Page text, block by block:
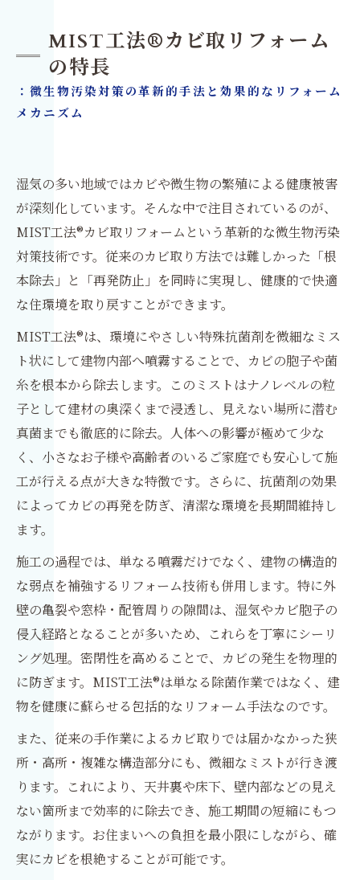
MIST工法®カビ取リフォーム
の特長
：微生物汚染対策の革新的手法と効果的なリフォーム
メカニズム
湿気の多い地域ではカビや微生物の繁殖による健康被害
が深刻化しています。そんな中で注目されているのが、
MIST工法®カビ取リフォームという革新的な微生物汚染
対策技術です。従来のカビ取り方法では難しかった「根
本除去」と「再発防止」を同時に実現し、健康的で快適
な住環境を取り戻すことができます。
MIST工法®は、環境にやさしい特殊抗菌剤を微細なミス
ト状にして建物内部へ噴霧することで、カビの胞子や菌
糸を根本から除去します。このミストはナノレベルの粒
子として建材の奥深くまで浸透し、見えない場所に潜む
真菌までも徹底的に除去。人体への影響が極めて少な
く、小さなお子様や高齢者のいるご家庭でも安心して施
工が行える点が大きな特徴です。さらに、抗菌剤の効果
によってカビの再発を防ぎ、清潔な環境を長期間維持し
ます。
施工の過程では、単なる噴霧だけでなく、建物の構造的
な弱点を補強するリフォーム技術も併用します。特に外
壁の亀裂や窓枠・配管周りの隙間は、湿気やカビ胞子の
侵入経路となることが多いため、これらを丁寧にシーリ
ング処理。密閉性を高めることで、カビの発生を物理的
に防ぎます。MIST工法®は単なる除菌作業ではなく、建
物を健康に蘇らせる包括的なリフォーム手法なのです。
また、従来の手作業によるカビ取りでは届かなかった狭
所・高所・複雑な構造部分にも、微細なミストが行き渡
ります。これにより、天井裏や床下、壁内部などの見え
ない箇所まで効率的に除去でき、施工期間の短縮にもつ
ながります。お住まいへの負担を最小限にしながら、確
実にカビを根絶することが可能です。